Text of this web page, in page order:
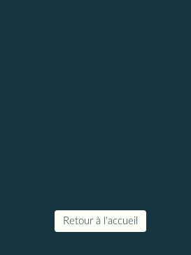
Retour à l'accueil